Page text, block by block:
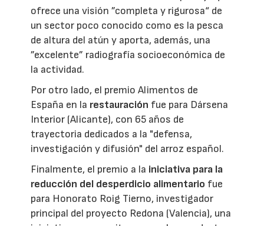
ofrece una visión ”completa y rigurosa“ de
un sector poco conocido como es la pesca
de altura del atún y aporta, además, una
”excelente” radiografía socioeconómica de
la actividad.
Por otro lado, el premio Alimentos de
España en la restauración fue para Dársena
Interior (Alicante), con 65 años de
trayectoria dedicados a la "defensa,
investigación y difusión" del arroz español.
Finalmente, el premio a la iniciativa para la
reducción del desperdicio alimentario fue
para Honorato Roig Tierno, investigador
principal del proyecto Redona (Valencia), una